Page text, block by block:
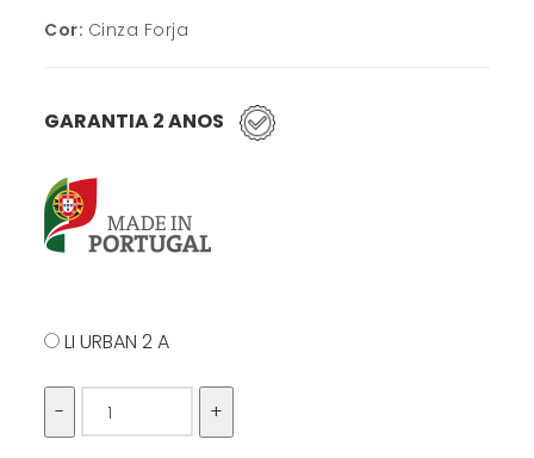
Cor: Cinza Forja
GARANTIA 2 ANOS
LI URBAN 2 A